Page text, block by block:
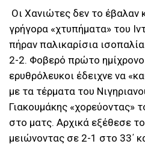
Οι Χανιώτες δεν το
γρήγορα «χτυπήματα» του
πήραν παλικαρίσια
2-2. Φοβερό πρώτο
ερυθρόλευκοι έδειχνε να
με τα τέρματα του
Γιακουμάκης «χορεύοντας»
στο ματς. Αρχικά εξέθεσε
μειώνοντας σε 2-1 στο 33΄